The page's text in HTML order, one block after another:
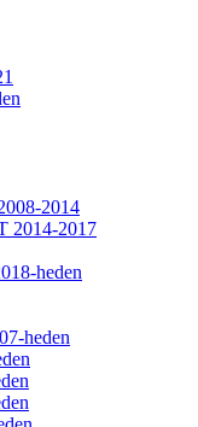
2014
2014-2017
heden
heden